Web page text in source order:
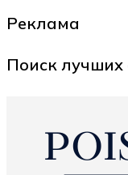
Реклама
Поиск лучших